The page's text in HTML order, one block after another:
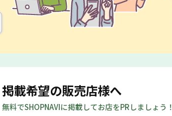
掲載希望の販売店様へ
無料でSHOPNAVIに掲載してお店をPRしましょう！